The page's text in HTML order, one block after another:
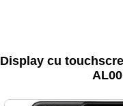
Display cu